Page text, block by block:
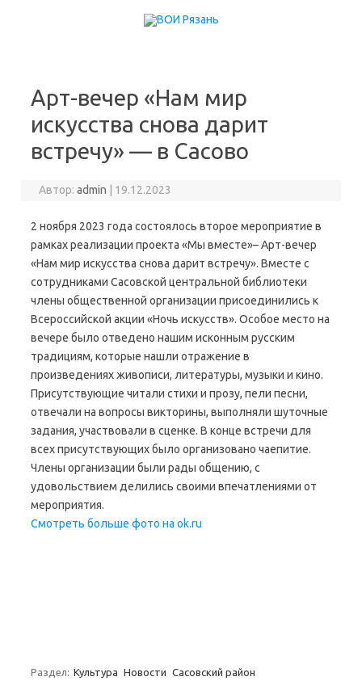
Арт-вечер «Нам мир
искусства снова дарит
встречу» — в Сасово
Автор:admin 19.12.2023
2 ноября 2023 года состоялось второе мероприятие в
рамках реализации проекта «Мы вместе»– Арт-вечер
«Нам мир искусства снова дарит встречу». Вместе с
сотрудниками Сасовской центральной библиотеки
члены общественной организации присоединились к
Всероссийской акции «Ночь искусств». Особое место на
вечере было отведено нашим исконным русским
традициям, которые нашли отражение в
произведениях живописи, литературы, музыки и кино.
Присутствующие читали стихи и прозу, пели песни,
отвечали на вопросы викторины, выполняли шуточные
задания, участвовали в сценке. В конце встречи для
всех присутствующих было организовано чаепитие.
Члены организации были рады общению, с
удовольствием делились своими впечатлениями от
мероприятия.
Смотреть больше фото на ok.ru
Раздел: Культура Новости Сасовский район